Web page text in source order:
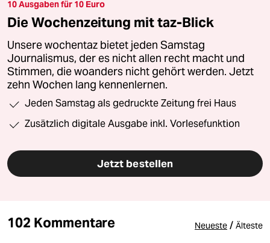
10 Ausgaben für 10 Euro
Die Wochenzeitung mit taz-Blick
Unsere wochentaz bietet jeden Samstag
Journalismus, der es nicht allen recht macht und
Stimmen, die woanders nicht gehört werden. Jetzt
zehn Wochen lang kennenlernen.
Jeden Samstag als gedruckte Zeitung frei Haus
Zusätzlich digitale Ausgabe inkl. Vorlesefunktion
Jetzt bestellen
102 Kommentare Neueste / Älteste